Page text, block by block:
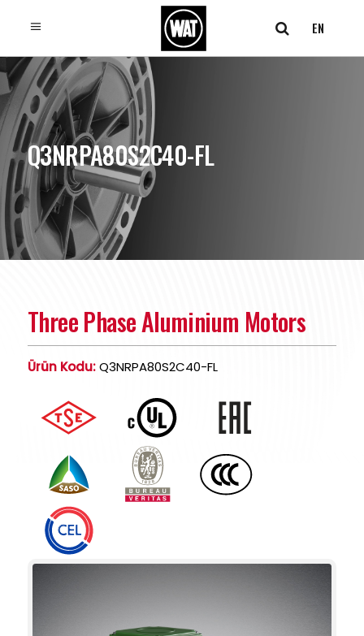
EN
Q3NRPA80S2C40-FL
Three Phase Aluminium Motors
Ürün Kodu:Q3NRPA80S2C40-FL